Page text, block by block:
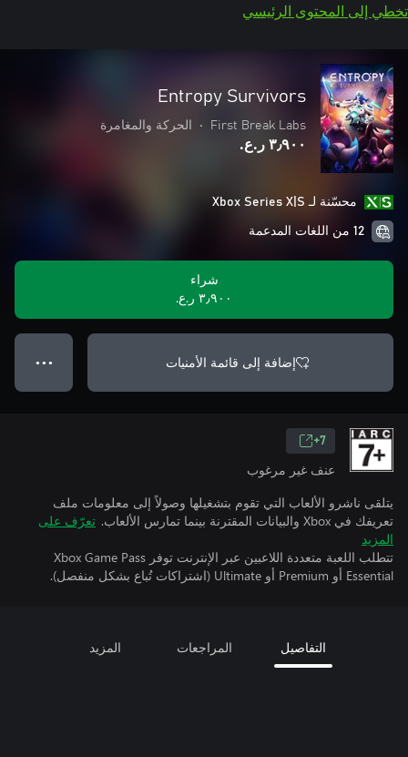
تخطي إلى المحتوى الرئيسي
Entropy Survivors
First Break Labs
• الحركة والمغامرة
٣٫٩٠٠ ر.ع.‏
محسّنة لـ Xbox Series X|S
12 من اللغات المدعمة
شراء
٣٫٩٠٠ ر.ع.‏
إضافة إلى قائمة الأمنيات ● ● ●
7+
عنف غير مرغوب
يتلقى ناشرو الألعاب التي تقوم بتشغيلها وصولاً إلى معلومات ملف
تعريفك في Xbox والبيانات المقترنة بينما تمارس الألعاب.
تعرّف على
المزيد
تتطلب اللعبة متعددة اللاعبين عبر الإنترنت توفر Xbox Game Pass
Essential أو Premium أو Ultimate (اشتراكات تُباع بشكل منفصل).
التفاصيل المراجعات المزيد